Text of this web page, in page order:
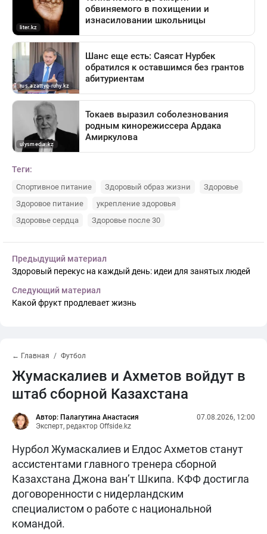
Теги:
Спортивное питание Здоровый образ жизни
Здоровье
Здоровое питание
укрепление здоровья
Здоровье сердца
Здоровье после 30
Предыдущий материал
Здоровый перекус на каждый день: идеи для занятых людей
Следующий материал
Какой фрукт продлевает жизнь
← Главная Футбол
Жумаскалиев и Ахметов войдут в
штаб сборной Казахстана
Автор: Палагутина Анастасия
Эксперт, редактор Offside.kz
07.08.2026, 12:00
Нурбол Жумаскалиев и Елдос Ахметов станут
ассистентами главного тренера сборной
Казахстана Джона ван’т Шкипа. КФФ достигла
договоренности с нидерландским
специалистом о работе с национальной
командой.